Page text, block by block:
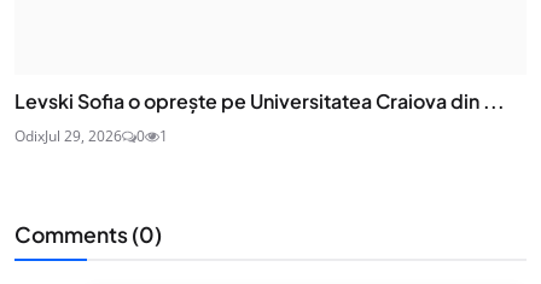
Levski Sofia o oprește pe Universitatea Craiova din ...
OdixJul 29, 2026 0 1
Comments (0)